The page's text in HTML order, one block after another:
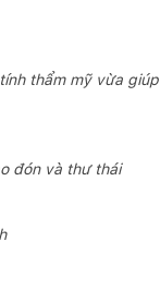
thẩm mỹ vừa giúp
đón và thư thái